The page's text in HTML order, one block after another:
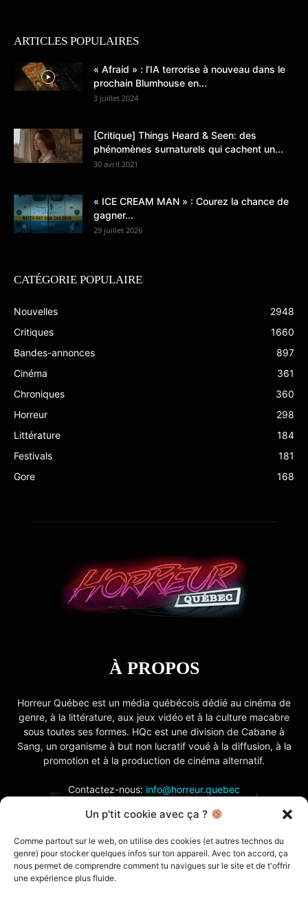
Un p'tit cookie avec ça ?
Comme partout sur le web, on utilise des cookies (et autres technos du
genre) pour stocker quelques infos sur ton appareil. Avec ton accord, ça
nous permet de comprendre comment tu navigues sur le site et de t'offrir
une expérience plus fluide.
ARTICLES POPULAIRES
« Afraid » : l’IA terrorise à nouveau dans le
prochain Blumhouse en...
3 juillet 2024
[Critique] Things Heard & Seen: des
phénomènes surnaturels qui cachent un...
30 avril 2021
« ICE CREAM MAN » : Courez la chance de
gagner...
29 juillet 2026
CATÉGORIE POPULAIRE
Nouvelles
2948
Critiques
1660
Bandes-annonces
897
Cinéma
361
Chroniques
360
Horreur
298
Littérature
184
Festivals
181
Gore
168
À PROPOS
Horreur Québec est un média québécois dédié au cinéma de
genre, à la littérature, aux jeux vidéo et à la culture macabre
sous toutes ses formes. HQc est une division de Cabane à
Sang, un organisme à but non lucratif voué à la diffusion, à la
promotion et à la production de cinéma alternatif.
Contactez-nous: info@horreur.quebec
SUIVEZ NOUS